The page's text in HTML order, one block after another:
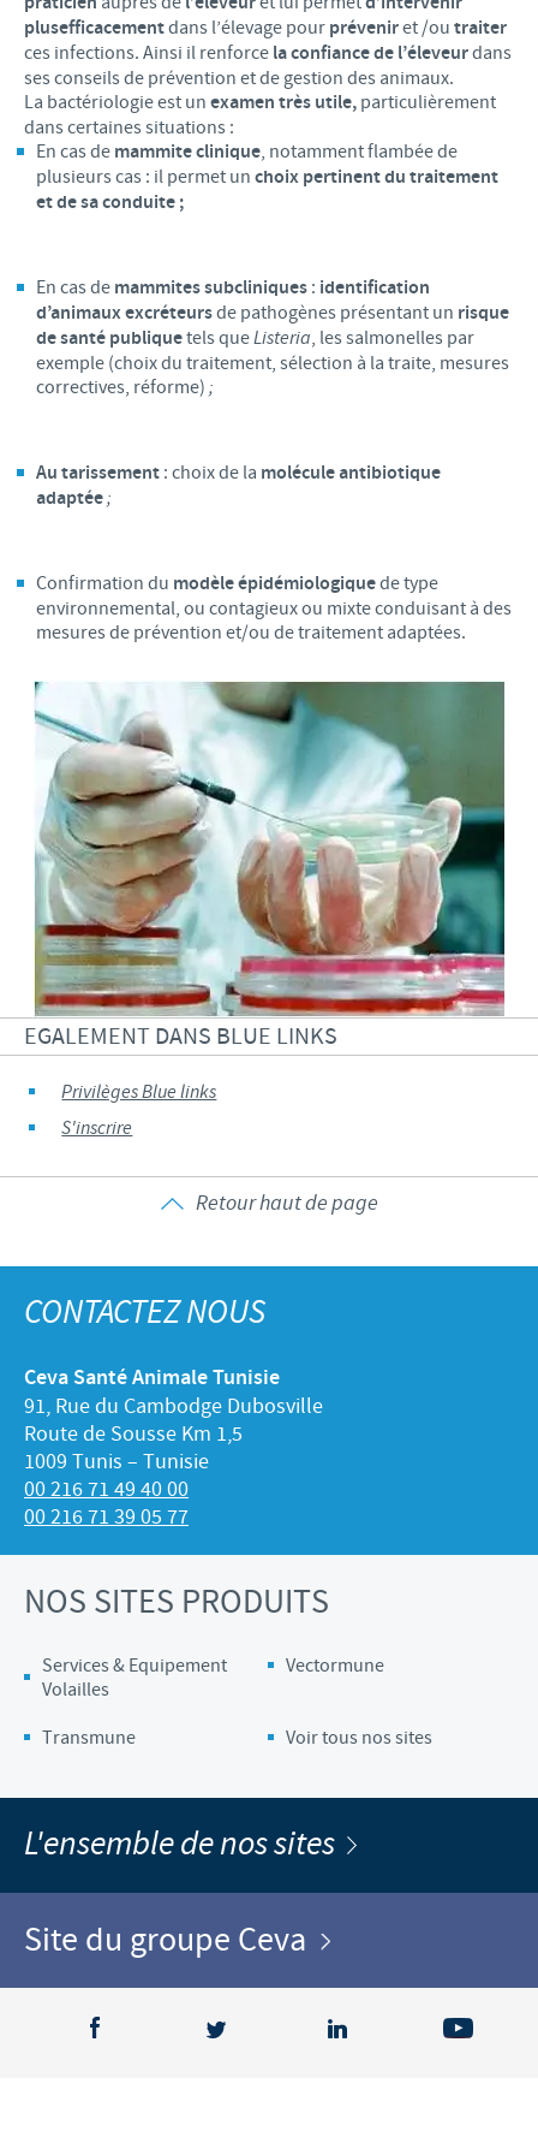
plusefficacementdans l’élevage pour préveniret /ou traiter
ces infections. Ainsi il renforce la confiance de l’éleveurdans
ses conseils de prévention et de gestion des animaux.
La bactériologie est un examen très utile, particulièrement
dans certaines situations :
En cas de mammite clinique, notamment flambée de
plusieurs cas : il permet un choix pertinent du traitement
et de sa conduite ;
En cas de mammites subcliniques : identification
d’animaux excréteursde pathogènes présentant un risque
de santé publiquetels queListeria, les salmonelles par
exemple (choix du traitement, sélection à la traite, mesures
correctives, réforme) ;
Au tarissement : choix de la molécule antibiotique
adaptée;
Confirmation du modèle épidémiologiquede type
environnemental, ou contagieux ou mixte conduisant à des
mesures de prévention et/ou de traitement adaptées.
EGALEMENT DANS BLUE LINKS
Privilèges Blue links
S'inscrire
Retour haut de page
CONTACTEZ NOUS
Ceva Santé Animale Tunisie
91, Rue du Cambodge Dubosville
Route de Sousse Km 1,5
1009 Tunis – Tunisie
00 216 71 49 40 00
00 216 71 39 05 77
NOS SITES PRODUITS
Services & Equipement
Volailles
Vectormune
Transmune Voir tous nos sites
L'ensemble de nos sites
Site du groupe Ceva